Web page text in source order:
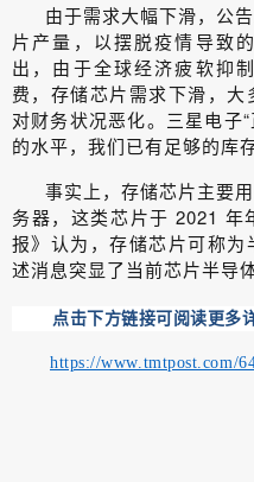
由于需求大幅下滑，公
片产量，以摆脱疫情导致
出，由于全球经济疲软抑
费，存储芯片需求下滑，
对财务状况恶化。三星电子
的水平，我们已有足够的库
事实上，存储芯片主要
务器，这类芯片于 2021 年
报》认为，存储芯片可称
述消息突显了当前芯片半导
点击下方链接可阅读更多
https://www.tmtpost.com/